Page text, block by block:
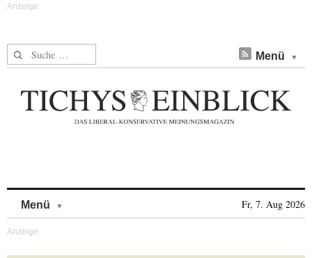
Suche nach: Menü
Menü Fr, 7. Aug 2026